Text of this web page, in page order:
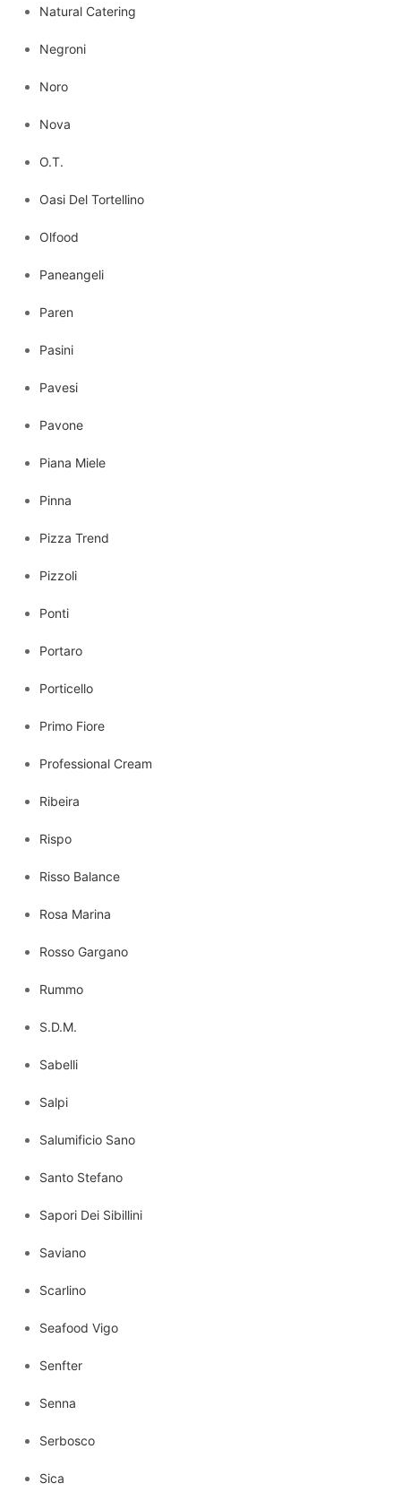
Natural Catering
Negroni
Noro
Nova
O.T.
Oasi Del Tortellino
Olfood
Paneangeli
Paren
Pasini
Pavesi
Pavone
Piana Miele
Pinna
Pizza Trend
Pizzoli
Ponti
Portaro
Porticello
Primo Fiore
Professional Cream
Ribeira
Rispo
Risso Balance
Rosa Marina
Rosso Gargano
Rummo
S.D.M.
Sabelli
Salpi
Salumificio Sano
Santo Stefano
Sapori Dei Sibillini
Saviano
Scarlino
Seafood Vigo
Senfter
Senna
Serbosco
Sica